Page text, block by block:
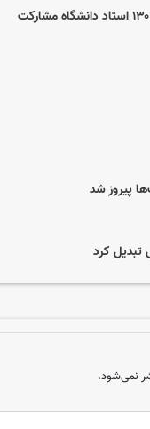
تولید محتوای حقوقی با موضوع جنگ‌ تحمیلی در ۱۴ نشست تخصصی/ ۱۳۰ استاد دانشگاه مشارکت
تبدیل کرد
نمی‌شود.